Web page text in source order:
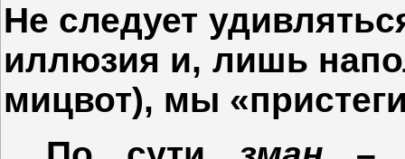
Не следует
иллюзия и, лишь
мицвот), мы